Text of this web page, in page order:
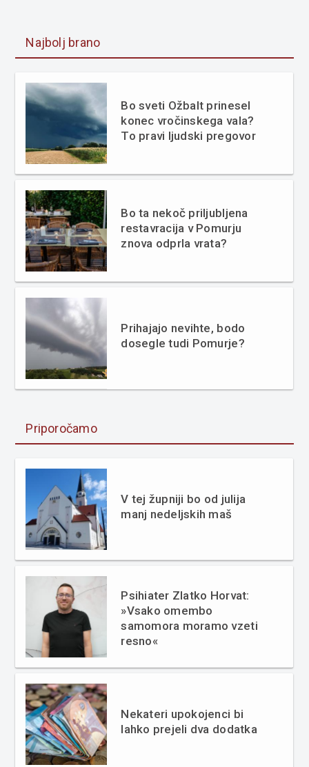
Najbolj brano
Bo sveti Ožbalt prinesel
konec vročinskega vala?
To pravi ljudski pregovor
Bo ta nekoč priljubljena
restavracija v Pomurju
znova odprla vrata?
Prihajajo nevihte, bodo
dosegle tudi Pomurje?
Priporočamo
V tej župniji bo od julija
manj nedeljskih maš
Psihiater Zlatko Horvat:
»Vsako omembo
samomora moramo vzeti
resno«
Nekateri upokojenci bi
lahko prejeli dva dodatka